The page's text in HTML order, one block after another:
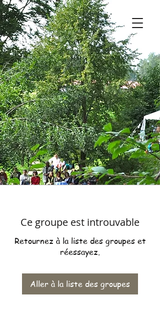
Ce groupe est introuvable
Retournez à la liste des groupes et
réessayez.
Aller à la liste des groupes